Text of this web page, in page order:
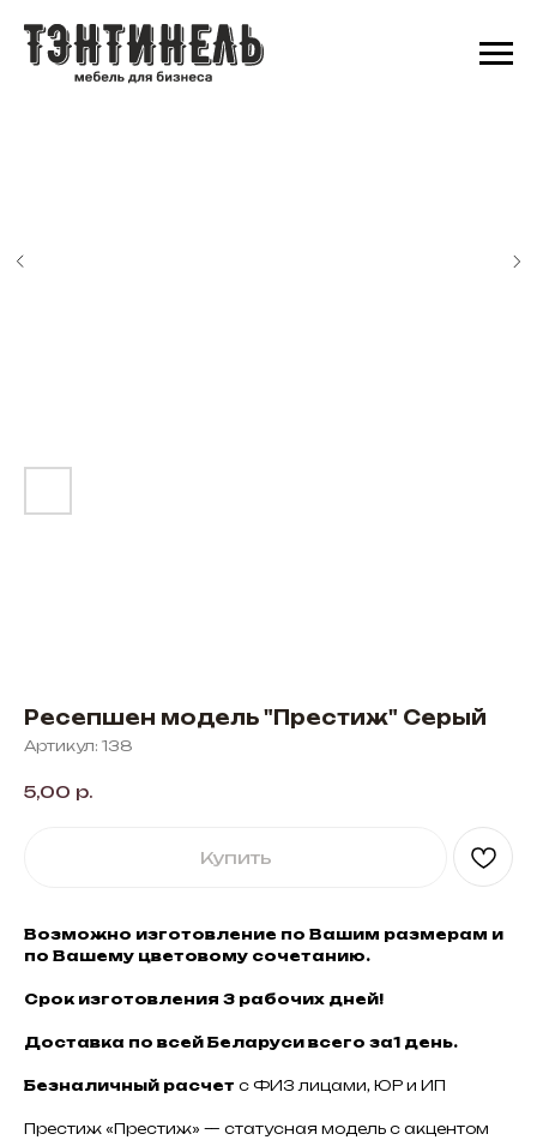
Ресепшен модель "Престиж" Серый
Артикул: 138
5,00 р.
Купить
Возможно изготовление по Вашим размерам и
по Вашему цветовому сочетанию.
Срок изготовления 3 рабочих дней!
Доставка по всей Беларуси всего за1 день.
Безналичный расчет с ФИЗ лицами, ЮР и ИП
Престиж «Престиж» — статусная модель с акцентом